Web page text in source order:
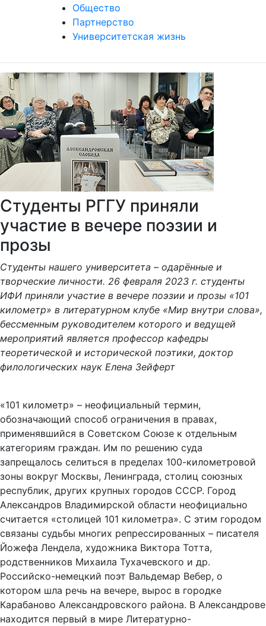
Общество
Партнерство
Университетская жизнь
Студенты РГГУ приняли
участие в вечере поэзии и
прозы
Студенты нашего университета – одарённые и
творческие личности. 26 февраля 2023 г. студенты
ИФИ приняли участие в вечере поэзии и прозы «101
километр» в литературном клубе «Мир внутри слова»,
бессменным руководителем которого и ведущей
мероприятий является профессор кафедры
теоретической и исторической поэтики, доктор
филологических наук Елена Зейферт
«101 километр» – неофициальный термин,
обозначающий способ ограничения в правах,
применявшийся в Советском Союзе к отдельным
категориям граждан. Им по решению суда
запрещалось селиться в пределах 100-километровой
зоны вокруг Москвы, Ленинграда, столиц союзных
республик, других крупных городов СССР. Город
Александров Владимирской области неофициально
считается «столицей 101 километра». С этим городом
связаны судьбы многих репрессированных – писателя
Йожефа Лендела, художника Виктора Тотта,
родственников Михаила Тухачевского и др.
Российско-немецкий поэт Вальдемар Вебер, о
котором шла речь на вечере, вырос в городке
Карабаново Александровского района. В Александрове
находится первый в мире Литературно-